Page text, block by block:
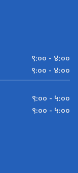
९:०० - ४:००
९:०० - ४:००
९:०० - ५:००
९:०० - ५:००